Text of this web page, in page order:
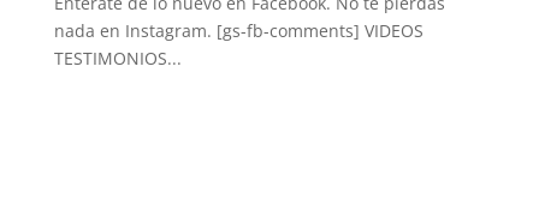
nada en Instagram. [gs-fb-comments] VIDEOS
TESTIMONIOS...